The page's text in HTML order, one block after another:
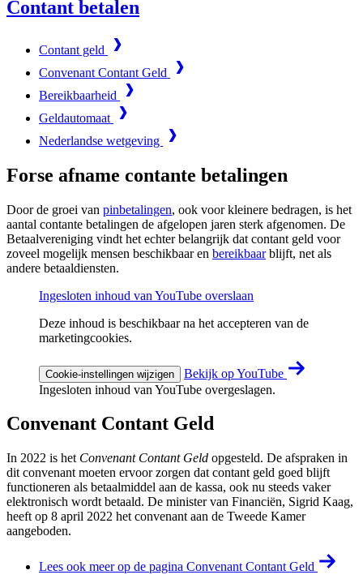
Contant betalen
Contant geld
Convenant Contant Geld
Bereikbaarheid
Geldautomaat
Nederlandse wetgeving
Forse afname contante betalingen
Door de groei van pinbetalingen, ook voor kleinere bedragen, is het
aantal contante betalingen de afgelopen jaren sterk afgenomen. De
Betaalvereniging vindt het echter belangrijk dat contant geld voor
zoveel mogelijk mensen beschikbaar en bereikbaarblijft, net als
andere betaaldiensten.
Ingesloten inhoud van YouTube overslaan
Deze inhoud is beschikbaar na het accepteren van de
marketingcookies.
Cookie-instellingen wijzigen
Bekijk op YouTube
Ingesloten inhoud van YouTube overgeslagen.
Convenant Contant Geld
In 2022 is het Convenant Contant Geld opgesteld. De afspraken in
dit convenant moeten ervoor zorgen dat contant geld goed blijft
functioneren als betaalmiddel aan de kassa, ook nu steeds vaker
elektronisch wordt betaald. De minister van Financiën, Sigrid Kaag,
heeft op 8 april 2022 het convenant aan de Tweede Kamer
aangeboden.
Lees ook meer op de pagina Convenant Contant Geld